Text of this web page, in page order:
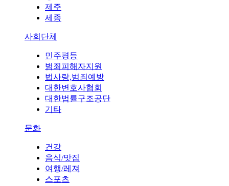
제주
세종
사회단체
민주평등
범죄피해자지원
법사랑,범죄예방
대한변호사협회
대한법률구조공단
기타
문화
건강
음식/맛집
여행/레져
스포츠